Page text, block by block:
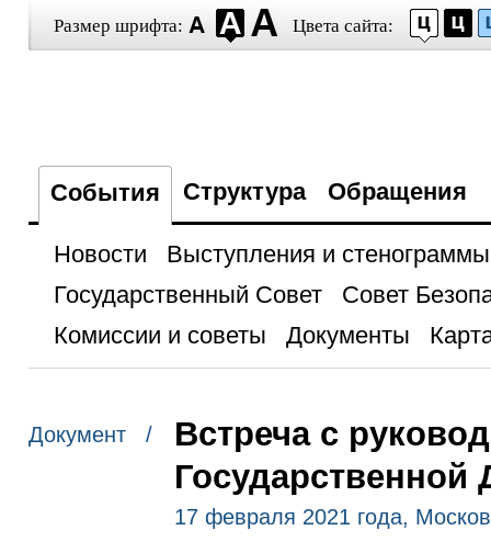
Размер шрифта: Цвета сайта:
События Структура Обращения
Новости
Выступления и стенограммы
Государственный Совет
Совет
Комиссии и советы
Документы
Документ /
Встреча с
17 февраля 2021 года,